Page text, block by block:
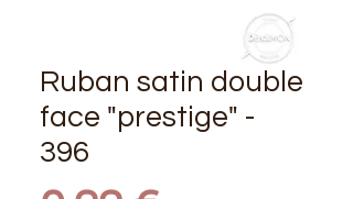
Ruban satin double
face "prestige" -
396